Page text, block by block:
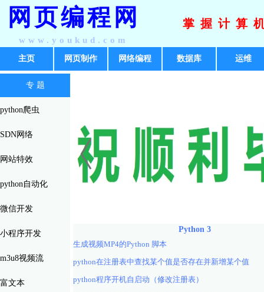
网页编程网
www.youkud.com
掌握计算
主页 网页制作 网络编程 数据库 运维
专 题
python爬虫
SDN网络
网站特效
python自动化
微信开发
小程序开发
m3u8视频流
富文本
Python 3
生成视频MP4的Python 脚本
python在注册表中查找某个值是否存在并新增某个值
python程序开机自启动（修改注册表）